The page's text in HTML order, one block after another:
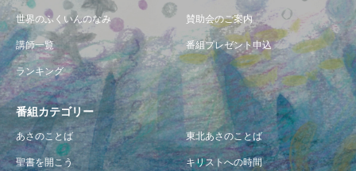
世界のふくいんのなみ 賛助会のご案内
講師一覧 番組プレゼント申込
ランキング
番組カテゴリー
あさのことば 東北あさのことば
聖書を開こう キリストへの時間